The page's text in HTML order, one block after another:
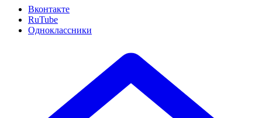
Вконтакте
RuTube
Одноклассники